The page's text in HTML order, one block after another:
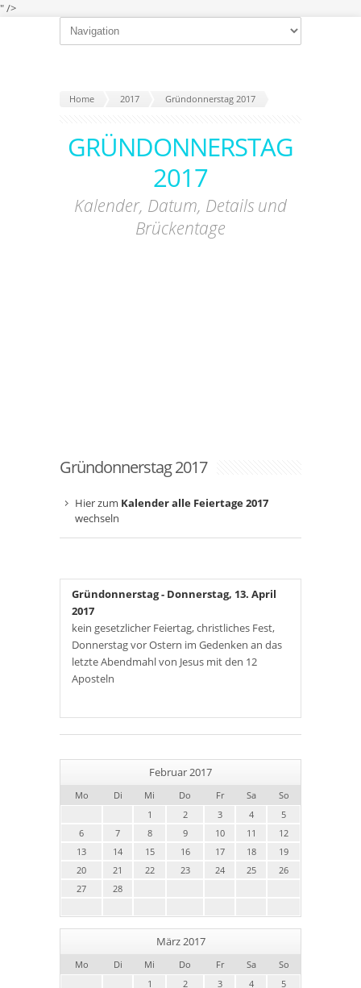
" />
Home 2017 Gründonnerstag 2017
GRÜNDONNERSTAG
2017
Kalender, Datum, Details und
Brückentage
Gründonnerstag 2017
Hier zum Kalender alle Feiertage 2017
wechseln
Gründonnerstag- Donnerstag, 13. April
2017
kein gesetzlicher Feiertag, christliches Fest,
Donnerstag vor Ostern im Gedenken an das
letzte Abendmahl von Jesus mit den 12
Aposteln
Februar 2017
Mo Di Mi Do Fr Sa
So
1
2 3 4
5
6
7 8 9 10 11
12
13
14 15 16 17 18
19
20
21 22 23 24 25
26
27
28
März 2017
Mo Di Mi Do Fr Sa
So
1
2 3 4
5